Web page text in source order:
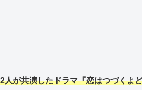
2人が共演したドラマ『恋はつづくよ